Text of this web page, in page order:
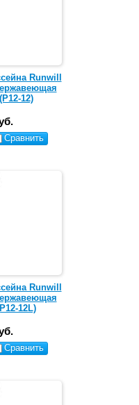
Runwill
12)
Сравнить
Runwill
12L)
Сравнить